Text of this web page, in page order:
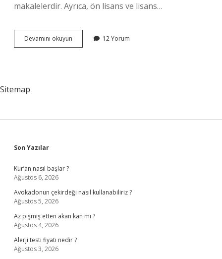
makalelerdir. Ayrıca, ön lisans ve lisans…
Devamını okuyun
Çalışması
12 Yorum
Sitemap
Sidebar
Son Yazılar
Kur’an nasıl başlar ?
Ağustos 6, 2026
Avokadonun çekirdeği nasıl kullanabiliriz ?
Ağustos 5, 2026
Az pişmiş etten akan kan mı ?
Ağustos 4, 2026
Alerji testi fiyatı nedir ?
Ağustos 3, 2026